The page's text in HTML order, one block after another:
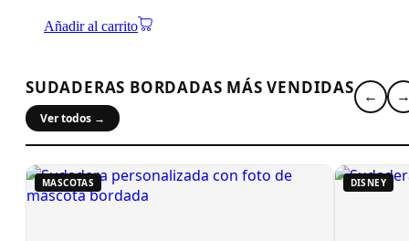
Añadir al carrito
SUDADERAS BORDADAS MÁS VENDIDAS
Ver todos →
←
MASCOTAS DISNEY